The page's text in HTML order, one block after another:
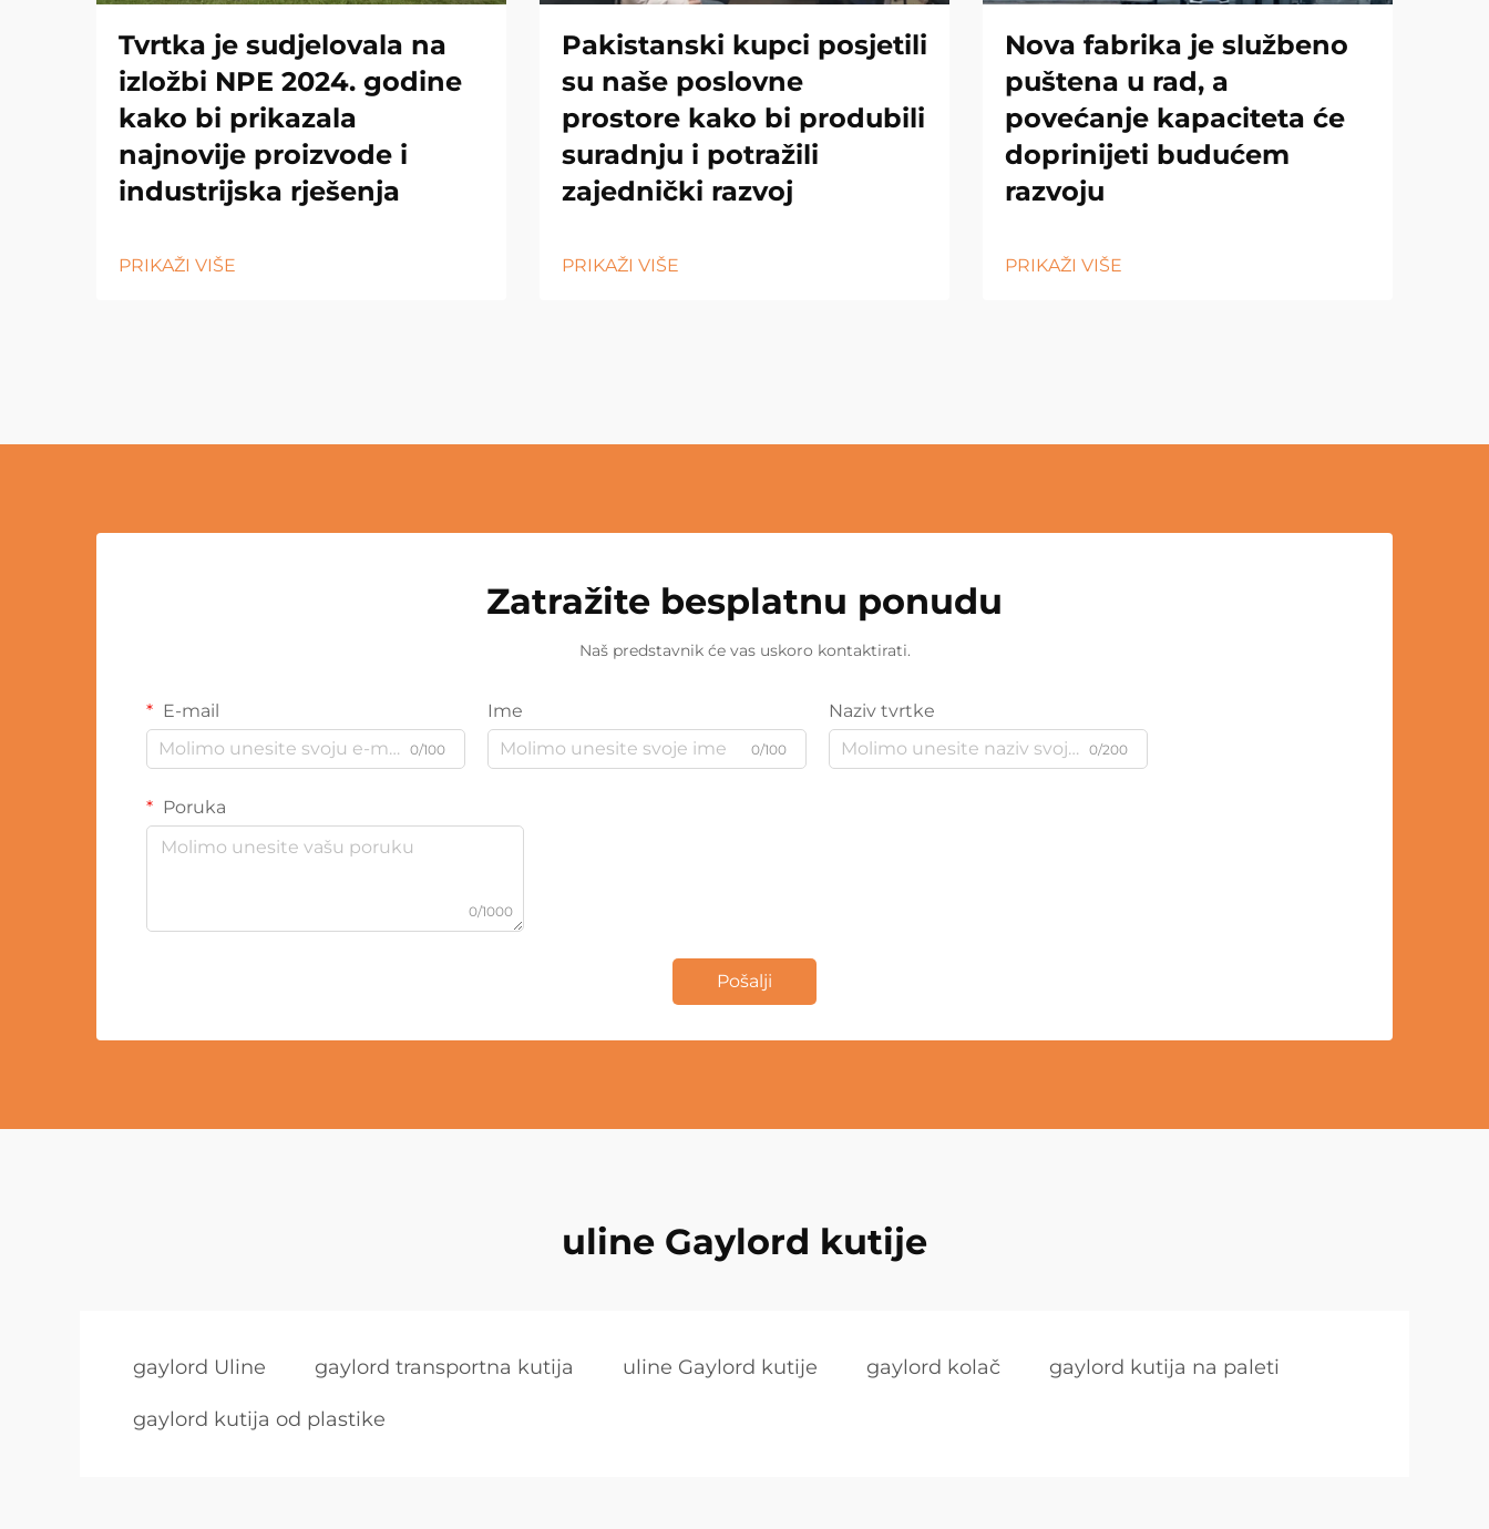
Tvrtka je sudjelovala na
izložbi NPE 2024. godine
kako bi prikazala
najnovije proizvode i
industrijska rješenja
PRIKAŽI VIŠE
Pakistanski kupci posjetili
su naše poslovne
prostore kako bi produbili
suradnju i potražili
zajednički razvoj
PRIKAŽI VIŠE
Nova fabrika je službeno
puštena u rad, a
povećanje kapaciteta će
doprinijeti budućem
razvoju
PRIKAŽI VIŠE
Zatražite besplatnu ponudu
Naš predstavnik će vas uskoro kontaktirati.
E-mail
0/100
Ime
0/100
Naziv tvrtke
0/200
Poruka
0/1000
Pošalji
uline Gaylord kutije
gaylord Uline gaylord transportna kutija uline Gaylord kutije gaylord kolač gaylord kutija na paleti
gaylord kutija od plastike